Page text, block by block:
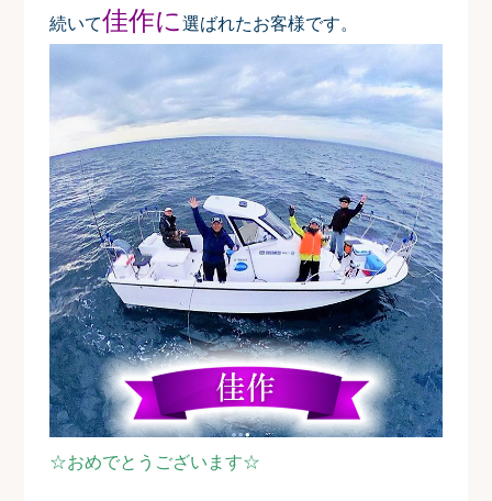
続いて佳作に 選ばれたお客様です。
☆おめでとうございます☆